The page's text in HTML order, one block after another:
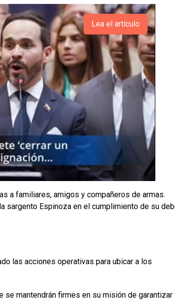
Lea el artículo
a familiares, amigos y compañeros de armas.
sargento Espinoza en el cumplimiento de su
las acciones operativas para ubicar a los
se mantendrán firmes en su misión de garantizar